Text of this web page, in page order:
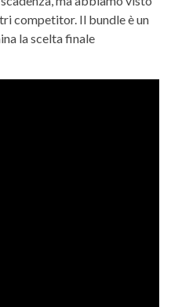
competitor. Il bundle è un
la scelta finale